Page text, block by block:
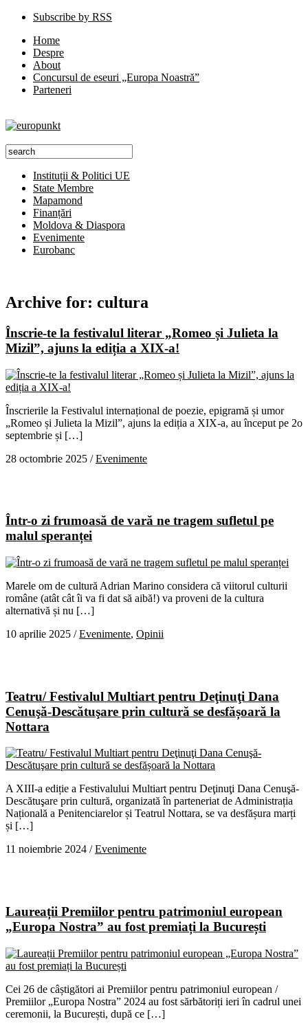
Subscribe by RSS
Home
Despre
About
Concursul de eseuri „Europa Noastră”
Parteneri
Instituții & Politici UE
State Membre
Mapamond
Finanțări
Moldova & Diaspora
Evenimente
Eurobanc
Archive for: cultura
Înscrie-te la festivalul literar „Romeo și Julieta la
Mizil”, ajuns la ediția a XIX-a!
Înscrierile la Festivalul internațional de poezie, epigramă și umor
„Romeo și Julieta la Mizil”, ajuns la ediția a XIX-a, au început pe 2o
septembrie și […]
28 octombrie 2025 /Evenimente
Într-o zi frumoasă de vară ne tragem sufletul pe
malul speranței
Marele om de cultură Adrian Marino considera că viitorul culturii
române (atât cât îi va fi dat să aibă!) va proveni de la cultura
alternativă și nu […]
10 aprilie 2025 /Evenimente, Opinii
Teatru/ Festivalul Multiart pentru Deţinuţi Dana
Cenuşă-Descătuşare prin cultură se desfășoară la
Nottara
A XIII-a ediție a Festivalului Multiart pentru Deţinuţi Dana Cenuşă-
Descătuşare prin cultură, organizată în parteneriat de Administrația
Națională a Penitenciarelor și Teatrul Nottara, se va desfășura marți
și […]
11 noiembrie 2024 /Evenimente
Laureații Premiilor pentru patrimoniul european
„Europa Nostra” au fost premiați la București
Cei 26 de câștigători ai Premiilor pentru patrimoniul european /
Premiilor „Europa Nostra” 2024 au fost sărbătoriți ieri în cadrul unei
ceremonii, la București, după ce […]